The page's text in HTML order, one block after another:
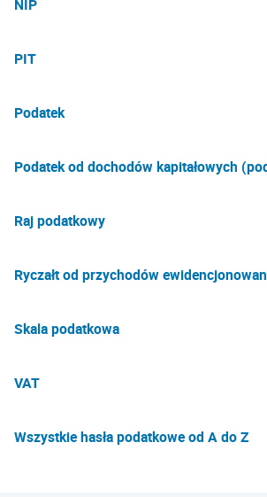
NIP
PIT
Podatek
Podatek od dochodów kapitałowych
Raj podatkowy
Ryczałt od przychodów
Skala podatkowa
VAT
Wszystkie hasła podatkowe od A do Z